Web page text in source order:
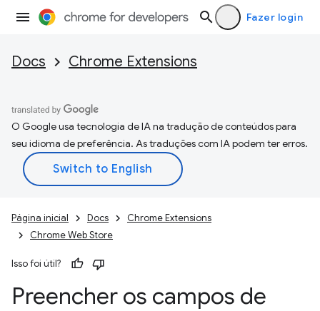
Fazer login
Docs Chrome Extensions
O Google usa tecnologia de IA na tradução de conteúdos para
seu idioma de preferência. As traduções com IA podem ter erros.
Página inicial Docs
Chrome Extensions
Chrome Web Store
Isso foi útil?
Preencher os campos de